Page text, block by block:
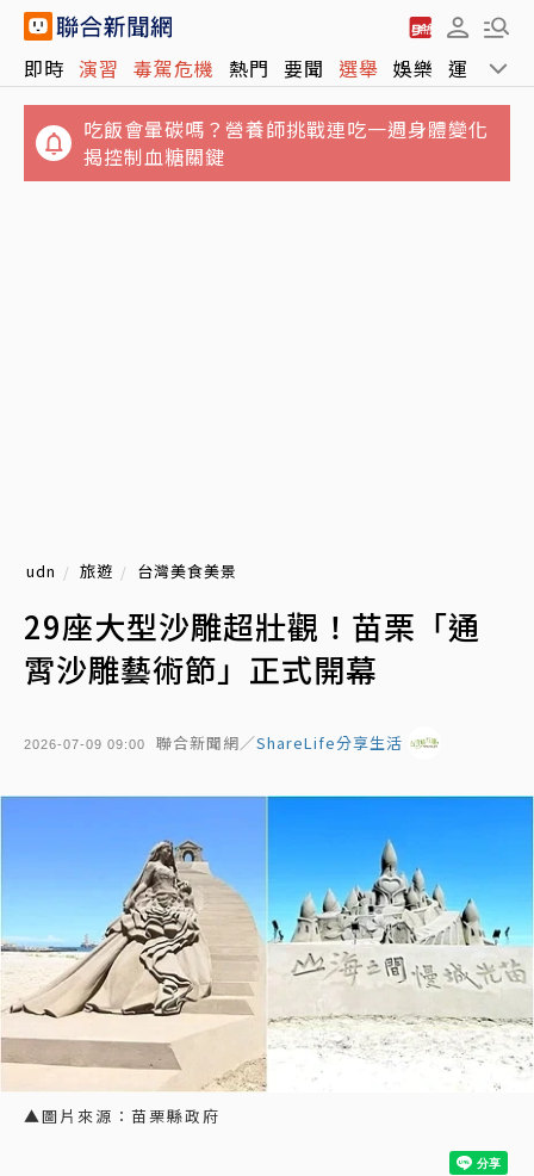
即時 演習 毒駕危機 熱門 要聞 選舉 娛樂 運動 全
吃飯會暈碳嗎？營養師挑戰連吃一週身體變化
揭控制血糖關鍵
udn 旅遊 台灣美食美景
29座大型沙雕超壯觀！苗栗「通
霄沙雕藝術節」正式開幕
2026-07-09 09:00 聯合新聞網／ShareLife分享生活
▲圖片來源：苗栗縣政府